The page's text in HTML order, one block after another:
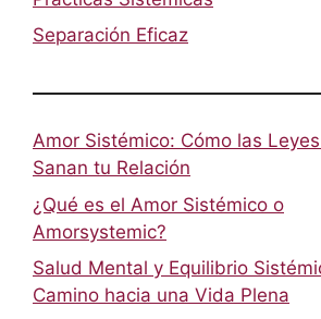
Separación Eficaz
Amor Sistémico: Cómo las
Sanan tu Relación
¿Qué es el Amor Sistémico o
Amorsystemic?
Salud Mental y Equilibrio
Camino hacia una Vida Plena